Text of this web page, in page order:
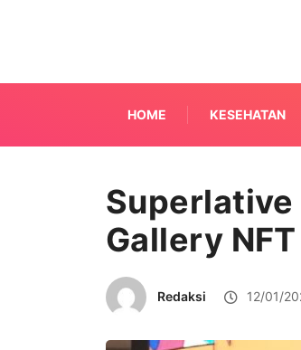
HOME KESEHATAN
Gallery
Redaksi 12/01/